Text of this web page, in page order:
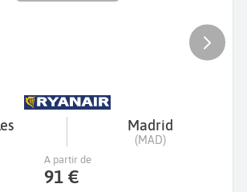
Madrid
(MAD)
A partir de
91 €